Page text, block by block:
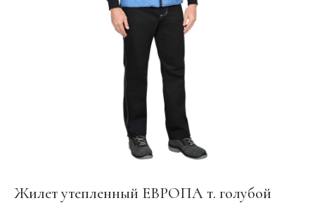
Жилет утепленный ЕВРОПА т. голубой